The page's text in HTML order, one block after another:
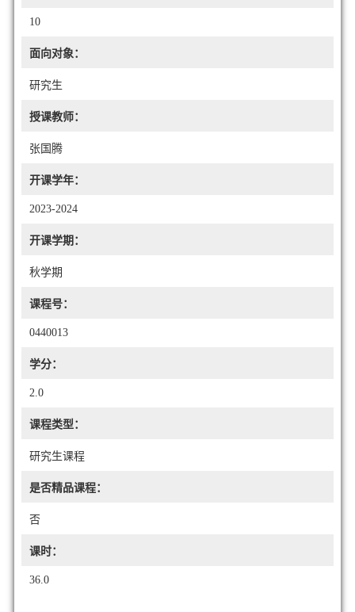
10
面向对象：
研究生
授课教师：
张国腾
开课学年：
2023-2024
开课学期：
秋学期
课程号：
0440013
学分：
2.0
课程类型：
研究生课程
是否精品课程：
否
课时：
36.0